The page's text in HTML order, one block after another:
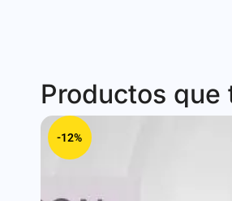
Productos que
-12%